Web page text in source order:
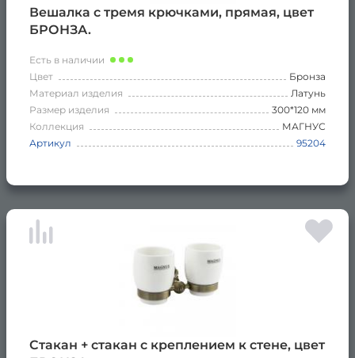
Вешалка с тремя крючками, прямая, цвет
БРОНЗА.
Есть в наличии
Цвет
Бронза
Материал изделия
Латунь
Размер изделия
300*120 мм
Коллекция
МАГНУС
Артикул
95204
Стакан + стакан с креплением к стене, цвет